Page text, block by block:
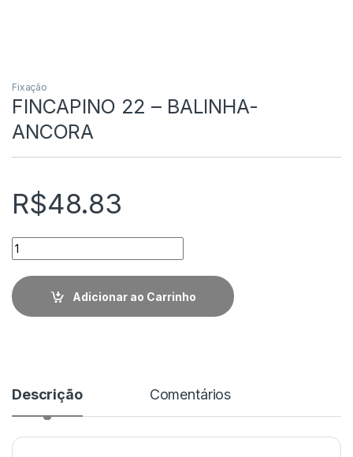
Fixação
FINCAPINO 22 – BALINHA-
ANCORA
R$48.83
Quantidade
Adicionar ao Carrinho
Descrição Comentários